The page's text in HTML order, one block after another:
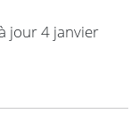
jour4 janvier